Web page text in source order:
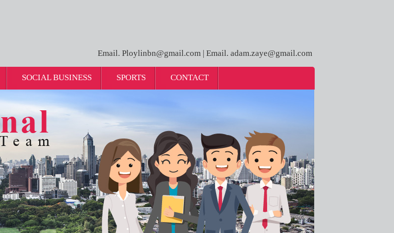
Email. Ploylinbn@gmail.com | Email. adam.zaye@gmail.com
SOCIAL BUSINESS SPORTS CONTACT